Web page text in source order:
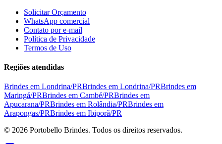
Solicitar Orçamento
WhatsApp comercial
Contato por e-mail
Política de Privacidade
Termos de Uso
Regiões atendidas
Brindes em Londrina/PRBrindes em Londrina/PRBrindes em
Maringá/PRBrindes em Cambé/PRBrindes em
Apucarana/PRBrindes em Rolândia/PRBrindes em
Arapongas/PRBrindes em Ibiporã/PR
© 2026 Portobello Brindes. Todos os direitos reservados.